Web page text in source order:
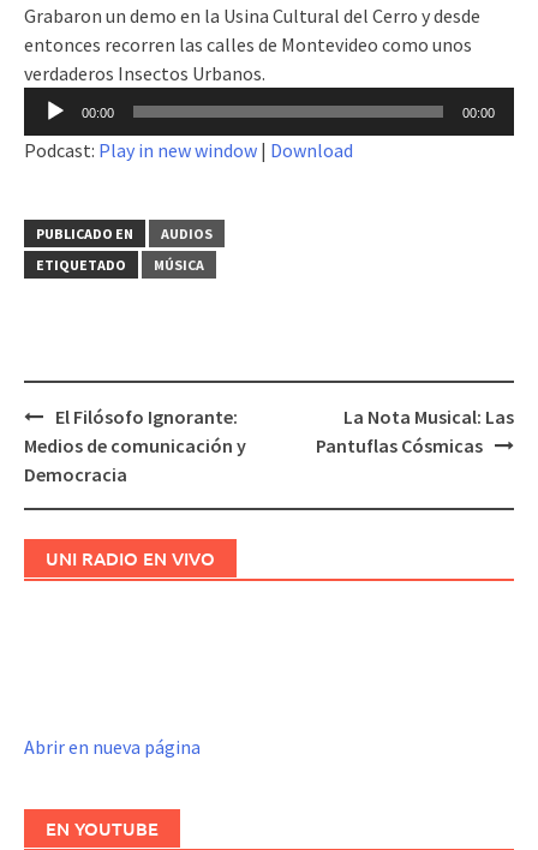
Grabaron un demo en la Usina Cultural del Cerro y desde
entonces recorren las calles de Montevideo como unos
verdaderos Insectos Urbanos.
Reproductor
audio
00:00 00:00
Podcast: Play in new window | Download
PUBLICADO EN
AUDIOS
ETIQUETADO
MÚSICA
Navegación
de
El Filósofo Ignorante:
Medios de comunicación y
Democracia
La Nota Musical: Las
Pantuflas Cósmicas
UNI RADIO EN VIVO
Abrir en nueva página
EN YOUTUBE